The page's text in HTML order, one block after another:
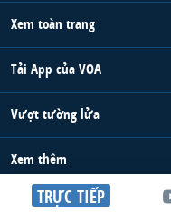
TRỰC TIẾP
Xem toàn trang
Tải App của VOA
Vượt tường lửa
Xem thêm